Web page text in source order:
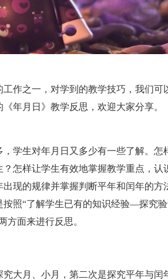
作之一，对学到的教学技巧，我们可
年月日》教学反思，欢迎大家分享。
，学生对年月日又多少有一些了解。怎
怎样让学生有效地掌握教学重点，认
现的规律并掌握判断平年和闰年的方
按照“了解学生已有的知识经验—探究
方面来进行反思。
大月、小月，第二次是探究平年与闰